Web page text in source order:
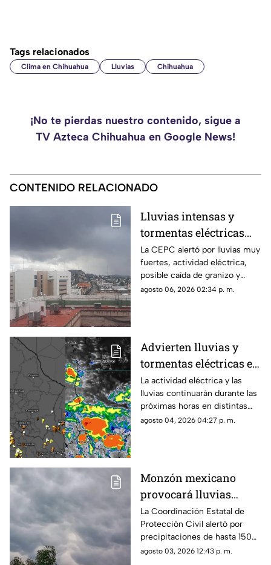
Tags relacionados
Clima en Chihuahua Lluvias Chihuahua
¡No te pierdas nuestro contenido, sigue a
TV Azteca Chihuahua en Google News!
CONTENIDO RELACIONADO
Lluvias intensas y
tormentas eléctricas
golpearán a
Chihuahua; prevén
calor de hasta 40°C
La CEPC alertó por lluvias muy
fuertes, actividad eléctrica,
posible caída de granizo y
rachas de viento para este
agosto 06, 2026 02:34 p. m.
Advierten lluvias y
tormentas eléctricas en
Chihuahua; emiten
aviso para 16
municipios
La actividad eléctrica y las
lluvias continuarán durante las
próximas horas en distintas
regiones de Chihuahua, de
agosto 04, 2026 04:27 p. m.
Monzón mexicano
provocará lluvias
intensas, granizo y
fuertes vientos en
Chihuahua esta
semana
La Coordinación Estatal de
Protección Civil alertó por
precipitaciones de hasta 150
milímetros, rachas de viento
agosto 03, 2026 12:43 p. m.